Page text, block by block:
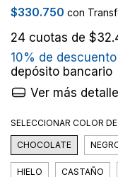
$330.750 con
24 cuotas de
10% de descuento
depósito bancario
Ver más
SELECCIONAR COLOR
CHOCOLATE
HIELO CASTAÑO